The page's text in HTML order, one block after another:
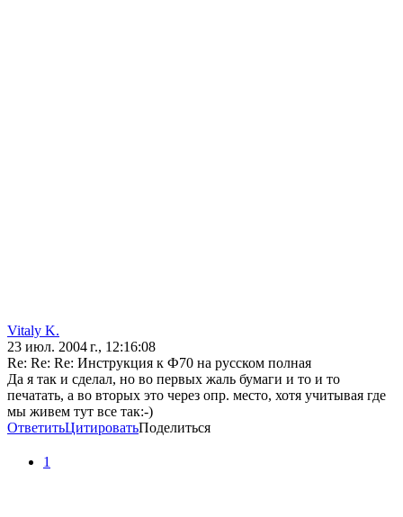
Vitaly K.
23 июл. 2004 г., 12:16:08
Re: Re: Re: Инструкция к Ф70 на русском полная
Да я так и сделал, но во первых жаль бумаги и то и то
печатать, а во вторых это через опр. место, хотя учитывая где
мы живем тут все так:-)
ОтветитьЦитироватьПоделиться
1